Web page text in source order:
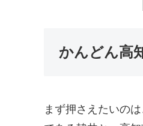
かんどん高
まず押さえたいの